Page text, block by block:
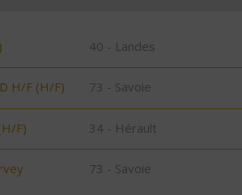
40 - Landes
H/F (H/F) 73 - Savoie
F) 34 - Hérault
73 - Savoie